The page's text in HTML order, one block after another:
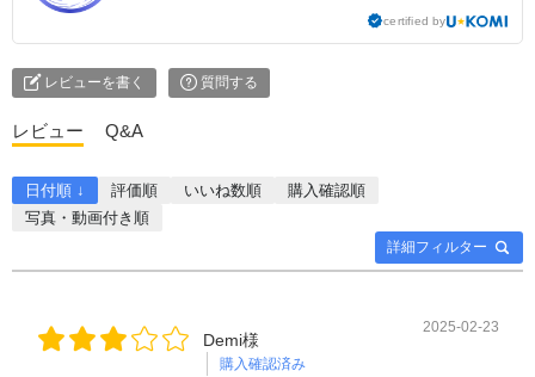
certified by
レビューを書く 質問する
レビュー Q&A
詳細フィルター
日付順 ↓ 評価順 いいね数順
購入確認順
写真・動画付き順
Demi様
購入確認済み
2025-02-23